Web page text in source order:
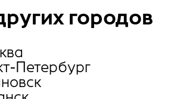
городов
Петербург